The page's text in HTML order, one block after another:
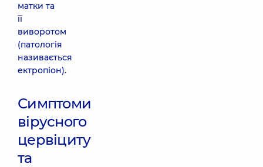
матки та
її
виворотом
(патологія
називається
ектропіон).
Симптоми
вірусного
цервіциту
та